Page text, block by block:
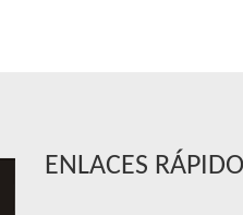
ENLACES